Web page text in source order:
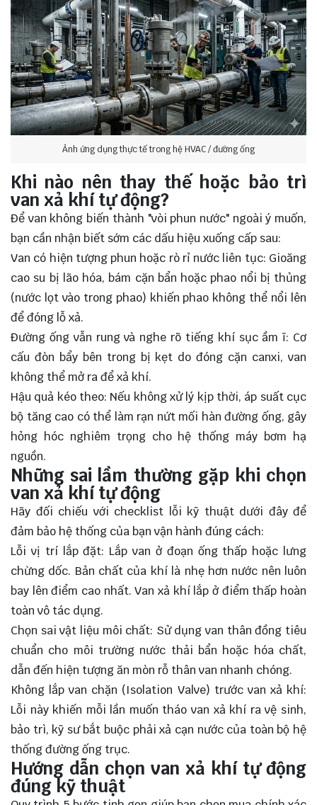
Ảnh ứng dụng thực tế trong hệ HVAC / đường ống
Khi nào nên thay thế hoặc bảo trì
van xả khí tự động?
Để van không biến thành "vòi phun nước" ngoài ý muốn,
bạn cần nhận biết sớm các dấu hiệu xuống cấp sau:
Van có hiện tượng phun hoặc rò rỉ nước liên tục: Gioăng
cao su bị lão hóa, bám cặn bẩn hoặc phao nổi bị thủng
(nước lọt vào trong phao) khiến phao không thể nổi lên
để đóng lỗ xả.
Đường ống vẫn rung và nghe rõ tiếng khí sục ầm ĩ: Cơ
cấu đòn bẩy bên trong bị kẹt do đóng cặn canxi, van
không thể mở ra để xả khí.
Hậu quả kéo theo: Nếu không xử lý kịp thời, áp suất cục
bộ tăng cao có thể làm rạn nứt mối hàn đường ống, gây
hỏng hóc nghiêm trọng cho hệ thống máy bơm hạ
nguồn.
Những sai lầm thường gặp khi chọn
van xả khí tự động
Hãy đối chiếu với checklist lỗi kỹ thuật dưới đây để
đảm bảo hệ thống của bạn vận hành đúng cách:
Lỗi vị trí lắp đặt: Lắp van ở đoạn ống thấp hoặc lưng
chừng dốc. Bản chất của khí là nhẹ hơn nước nên luôn
bay lên điểm cao nhất. Van xả khí lắp ở điểm thấp hoàn
toàn vô tác dụng.
Chọn sai vật liệu môi chất: Sử dụng van thân đồng tiêu
chuẩn cho môi trường nước thải bẩn hoặc hóa chất,
dẫn đến hiện tượng ăn mòn rỗ thân van nhanh chóng.
Không lắp van chặn (Isolation Valve) trước van xả khí:
Lỗi này khiến mỗi lần muốn tháo van xả khí ra vệ sinh,
bảo trì, kỹ sư bắt buộc phải xả cạn nước của toàn bộ hệ
thống đường ống trục.
Hướng dẫn chọn van xả khí tự động
đúng kỹ thuật